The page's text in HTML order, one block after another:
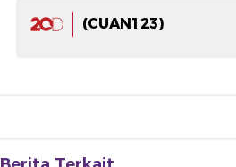
(CUAN123)